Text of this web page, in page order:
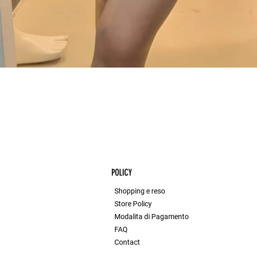
POLICY
Shopping e reso
Store Policy
Modalita di Pagamento
FAQ
Contact